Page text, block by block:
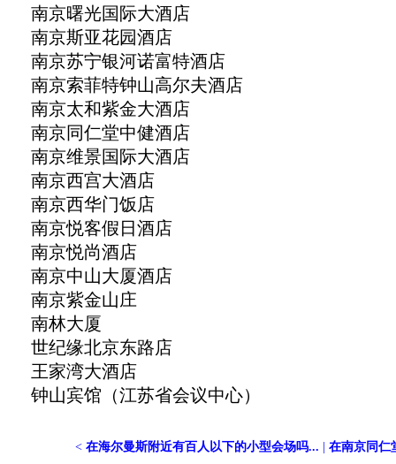
南京曙光国际大酒店
南京斯亚花园酒店
南京苏宁银河诺富特酒店
南京索菲特钟山高尔夫酒店
南京太和紫金大酒店
南京同仁堂中健酒店
南京维景国际大酒店
南京西宫大酒店
南京西华门饭店
南京悦客假日酒店
南京悦尚酒店
南京中山大厦酒店
南京紫金山庄
南林大厦
世纪缘北京东路店
王家湾大酒店
钟山宾馆（江苏省会议中心）
< 在海尔曼斯附近有百人以下的小型会场吗... 在南京同仁